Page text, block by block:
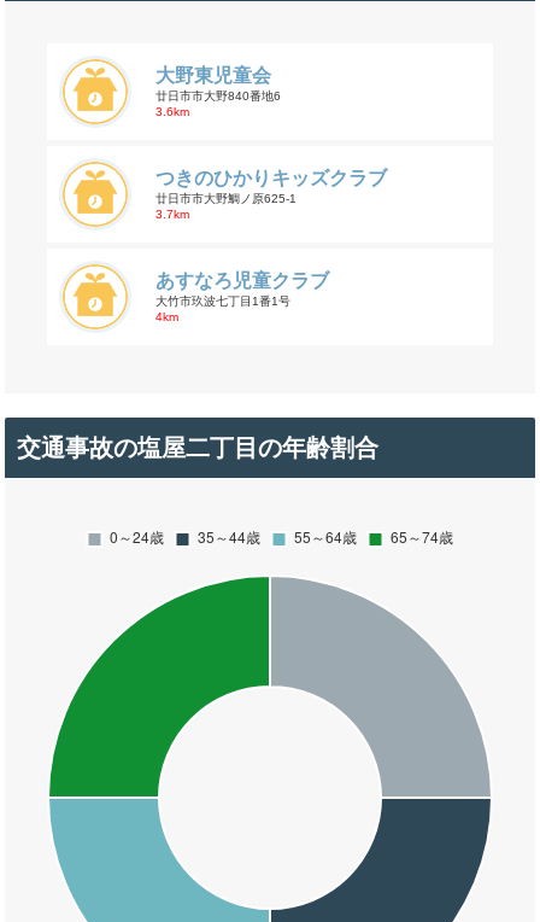
大野東児童会
廿日市市大野840番地6
3.6km
つきのひかりキッズクラブ
廿日市市大野鯛ノ原625-1
3.7km
あすなろ児童クラブ
大竹市玖波七丁目1番1号
4km
交通事故の塩屋二丁目の年齢割合